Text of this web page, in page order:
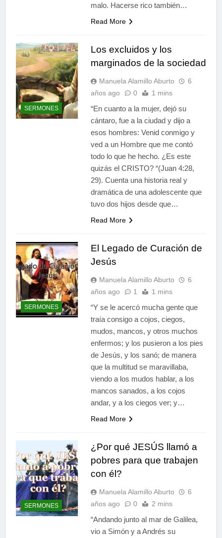
malo. Hacerse rico también…
Read More
SERMONES
Los excluidos y los
marginados de la sociedad
Manuela Alamillo Aburto
6
años ago
0 1 mins
“En cuanto a la mujer, dejó su
cántaro, fue a la ciudad y dijo a
esos hombres: Venid conmigo y
ved a un Hombre que me contó
todo lo que he hecho. ¿Es este
quizás el CRISTO? “(Juan 4:28,
29). Cuenta una historia real y
dramática de una adolescente que
tuvo dos hijos desde que…
Read More
SERMONES
El Legado de Curación de
Jesús
Manuela Alamillo Aburto
6
años ago
1 1 mins
“Y se le acercó mucha gente que
traía consigo a cojos, ciegos,
mudos, mancos, y otros muchos
enfermos; y los pusieron a los pies
de Jesús, y los sanó; de manera
que la multitud se maravillaba,
viendo a los mudos hablar, a los
mancos sanados, a los cojos
andar, y a los ciegos ver; y…
Read More
SERMONES
¿Por qué JESÚS llamó a
pobres para que trabajen
con él?
Manuela Alamillo Aburto
6
años ago
0 2 mins
“Andando junto al mar de Galilea,
vio a Simón y a Andrés su